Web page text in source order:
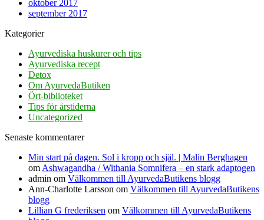
oktober 2017
september 2017
Kategorier
Ayurvediska huskurer och tips
Ayurvediska recept
Detox
Om AyurvedaButiken
Ört-biblioteket
Tips för årstiderna
Uncategorized
Senaste kommentarer
Min start på dagen. Sol i kropp och själ. | Malin Berghagen
om Ashwagandha / Withania Somnifera – en stark adaptogen
admin om Välkommen till AyurvedaButikens blogg
Ann-Charlotte Larsson om Välkommen till AyurvedaButikens
blogg
Lillian G frederiksen om Välkommen till AyurvedaButikens